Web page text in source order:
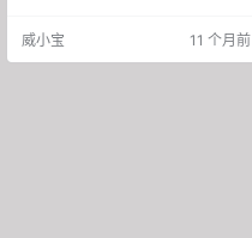
te Gen5以及天玑9500处理器，目
前手机厂商也已经开始为下一代手
威小宝 11 个月前